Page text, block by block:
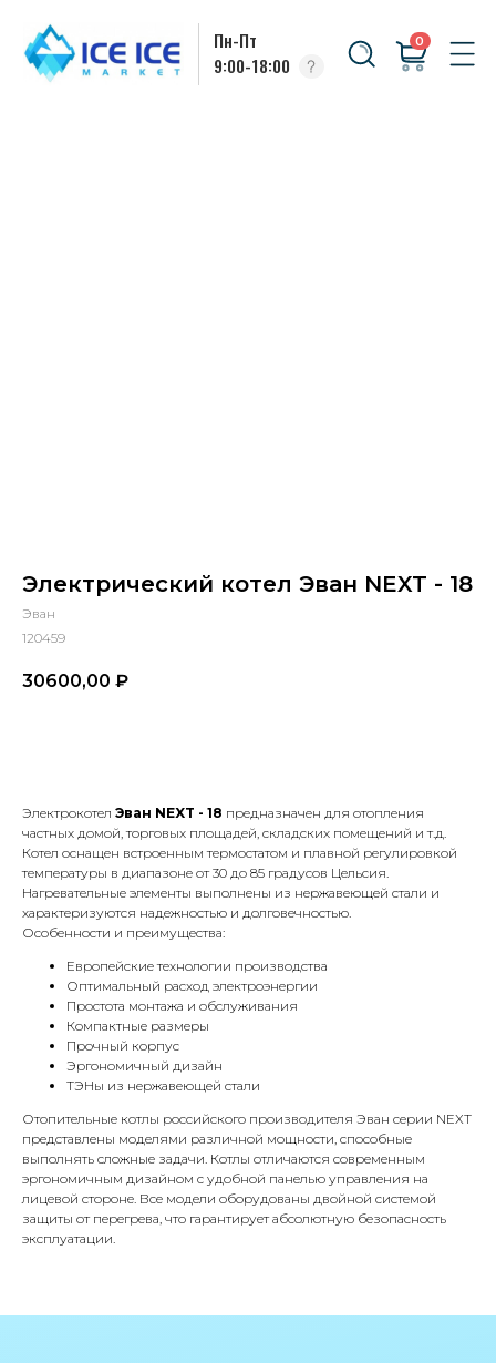
9:00-18:00
Электрический котел Эван NEXT - 18
Эван
120459
30600,00 ₽
Электрокотел Эван NEXT - 18 предназначен для отопления
частных домой, торговых площадей, складских помещений и т.д.
Котел оснащен встроенным термостатом и плавной регулировкой
температуры в диапазоне от 30 до 85 градусов Цельсия.
Нагревательные элементы выполнены из нержавеющей стали и
характеризуются надежностью и долговечностью.
Особенности и преимущества:
Европейские технологии производства
Оптимальный расход электроэнергии
Простота монтажа и обслуживания
Компактные размеры
Прочный корпус
Эргономичный дизайн
ТЭНы из нержавеющей стали
Отопительные котлы российского производителя Эван серии NEXT
представлены моделями различной мощности, способные
выполнять сложные задачи. Котлы отличаются современным
эргономичным дизайном с удобной панелью управления на
лицевой стороне. Все модели оборудованы двойной системой
защиты от перегрева, что гарантирует абсолютную безопасность
эксплуатации.
Адрес
Г.Москва Волоколамское шоссе,
71/22к2
Пн-вс с 9:00 до 18:00
Телефон
8 985 233-79-79
КОНТАКТЫ